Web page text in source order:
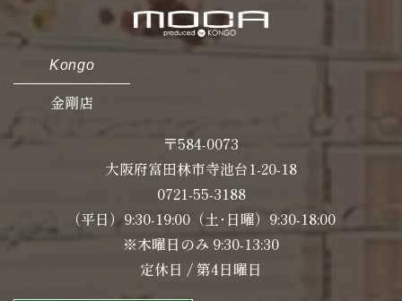
Kongo
金剛店
〒584-0073
大阪府富田林市寺池台1-20-18
0721-55-3188
（平日）9:30-19:00（土･日曜）9:30-18:00
※木曜日のみ 9:30-13:30
定休日 / 第4日曜日